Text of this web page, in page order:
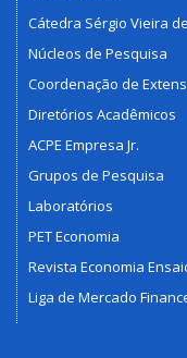
Cátedra Sérgio Vieira
Núcleos de Pesquisa
Coordenação de
Diretórios Acadêmicos
ACPE Empresa Jr.
Grupos de Pesquisa
Laboratórios
PET Economia
Revista Economia
Liga de Mercado